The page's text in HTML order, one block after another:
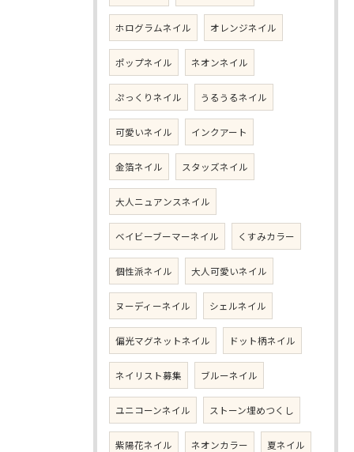
ホログラムネイル オレンジネイル
ポップネイル ネオンネイル
ぷっくりネイル うるうるネイル
可愛いネイル インクアート
金箔ネイル スタッズネイル
大人ニュアンスネイル
ベイビーブーマーネイル くすみカラー
個性派ネイル 大人可愛いネイル
ヌーディーネイル シェルネイル
偏光マグネットネイル ドット柄ネイル
ネイリスト募集 ブルーネイル
ユニコーンネイル ストーン埋めつくし
紫陽花ネイル ネオンカラー 夏ネイル